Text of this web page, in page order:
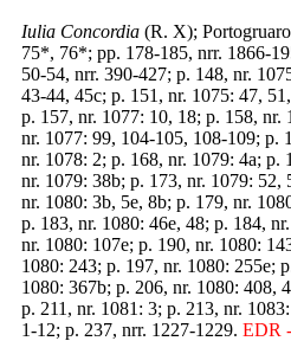
Iulia Concordia (R. X);
75*, 76*; pp. 178-185, nrr. 1866-
50-54, nrr. 390-427; p. 148, nr.
43-44, 45c; p. 151, nr. 1075: 47,
p. 157, nr. 1077: 10, 18; p. 158,
nr. 1077: 99, 104-105, 108-109; p.
nr. 1078: 2; p. 168, nr. 1079: 4a; p.
nr. 1079: 38b; p. 173, nr. 1079:
nr. 1080: 3b, 5e, 8b; p. 179, nr.
p. 183, nr. 1080: 46e, 48; p. 184,
nr. 1080: 107e; p. 190, nr. 1080:
1080: 243; p. 197, nr. 1080: 255e;
1080: 367b; p. 206, nr. 1080: 408,
p. 211, nr. 1081: 3; p. 213, nr.
1-12; p. 237, nrr. 1227-1229.EDR